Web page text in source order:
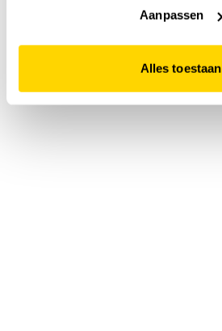
website niet optimaal functioneert.
Aanpassen
Alles toestaan